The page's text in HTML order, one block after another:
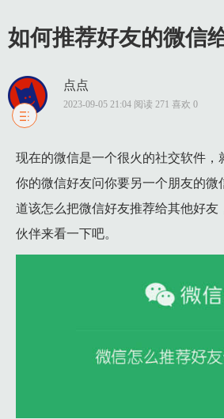
如何推荐好友的微信
点点
2023-09-05 21:04 阅读 271 喜欢 0
现在的微信是一个很火的社交软件，
你的微信好友问你要另一个朋友的微
道该怎么把微信好友推荐给其他好友
伙伴来看一下吧。
1 实操步骤：
1.1 1.打开微信，点击一个你要推荐
1.2 2.进入到好友的资料设置页面当
1.3 3.进入到一个页面当中我们选择